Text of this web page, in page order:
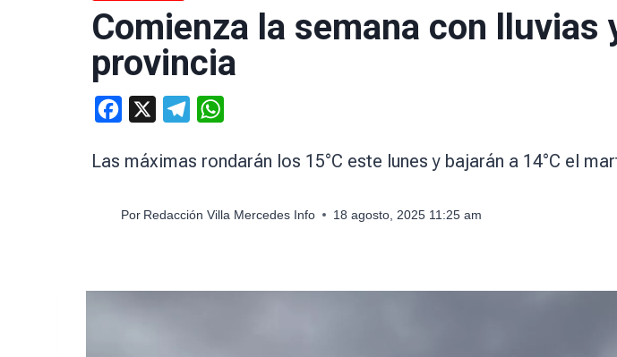
Comienza la semana con
provincia
Facebook Telegram
Las máximas rondarán los 15°C este lunes y bajarán a 14°C el
Por Redacción Villa Mercedes Info 18 agosto, 2025 11:25 am